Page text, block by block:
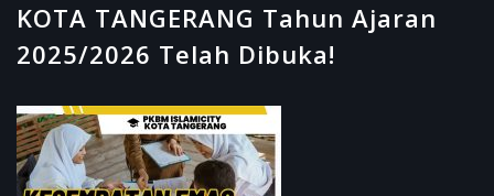
KOTA TANGERANG Tahun Ajaran
2025/2026 Telah Dibuka!